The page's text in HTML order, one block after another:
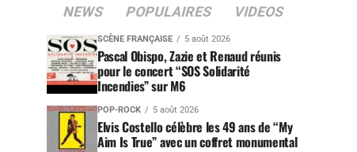
NEWS POPULAIRES VIDEOS
SCÈNE FRANÇAISE 5 août 2026
Pascal Obispo, Zazie et Renaud réunis
pour le concert “SOS Solidarité
Incendies” sur M6
POP-ROCK 5 août 2026
Elvis Costello célèbre les 49 ans de “My
Aim Is True” avec un coffret monumental